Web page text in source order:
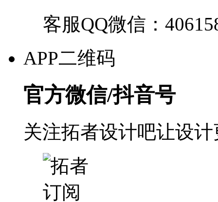
客服QQ微信：
APP二维码
官方微信/抖音号
关注拓者设计吧让设